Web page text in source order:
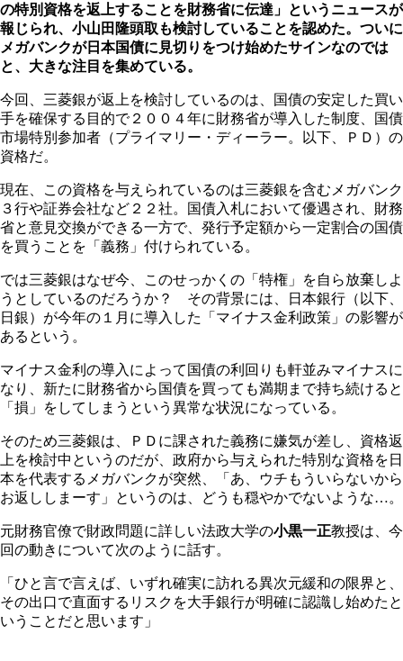
の特別資格を返上することを財務省に伝達」というニュースが
報じられ、小山田隆頭取も検討していることを認めた。ついに
メガバンクが日本国債に見切りをつけ始めたサインなのでは
と、大きな注目を集めている。
今回、三菱銀が返上を検討しているのは、国債の安定した買い
手を確保する目的で２００４年に財務省が導入した制度、国債
市場特別参加者（プライマリー・ディーラー。以下、ＰＤ）の
資格だ。
現在、この資格を与えられているのは三菱銀を含むメガバンク
３行や証券会社など２２社。国債入札において優遇され、財務
省と意見交換ができる一方で、発行予定額から一定割合の国債
を買うことを「義務」付けられている。
では三菱銀はなぜ今、このせっかくの「特権」を自ら放棄しよ
うとしているのだろうか？ その背景には、日本銀行（以下、
日銀）が今年の１月に導入した「マイナス金利政策」の影響が
あるという。
マイナス金利の導入によって国債の利回りも軒並みマイナスに
なり、新たに財務省から国債を買っても満期まで持ち続けると
「損」をしてしまうという異常な状況になっている。
そのため三菱銀は、ＰＤに課された義務に嫌気が差し、資格返
上を検討中というのだが、政府から与えられた特別な資格を日
本を代表するメガバンクが突然、「あ、ウチもういらないから
お返ししまーす」というのは、どうも穏やかでないような…。
元財務官僚で財政問題に詳しい法政大学の小黒一正教授は、今
回の動きについて次のように話す。
「ひと言で言えば、いずれ確実に訪れる異次元緩和の限界と、
その出口で直面するリスクを大手銀行が明確に認識し始めたと
いうことだと思います」